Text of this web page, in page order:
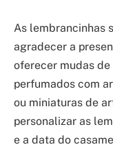
As lembrancinhas
agradecer a
oferecer mudas
perfumados com
ou miniaturas de
personalizar as
e a data do